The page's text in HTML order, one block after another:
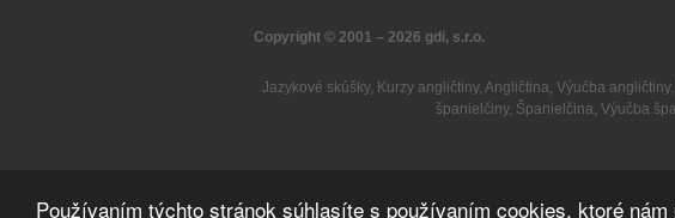
Používaním týchto stránok súhlasíte s používaním cookies, ktoré
Copyright © 2001 – 2026 gdi, s.r.o.
Jazykové skúšky, Kurzy angličtiny, Angličtina, Výučba angličtiny,
španielčiny, Španielčina, Výučba